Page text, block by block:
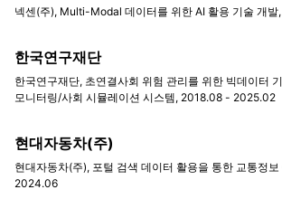
넥센(주), Multi-Modal 데이터를 위한 AI 활용 기술 개
한국연구재단
한국연구재단, 초연결사회 위험 관리를 위한 빅데이터
모니터링/사회 시뮬레이션 시스템, 2018.08 - 2025.02
현대자동차(주)
현대자동차(주), 포털 검색 데이터 활용을 통한 교통정
2024.06